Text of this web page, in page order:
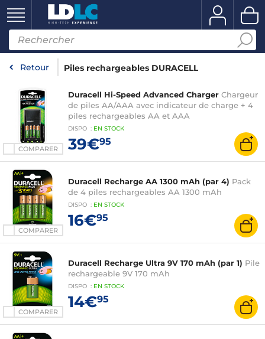
Retour Piles rechargeables DURACELL
COMPARER
Duracell Hi-Speed Advanced Charger Chargeur
de piles AA/AAA avec indicateur de charge + 4
piles rechargeables AA et AAA
DISPO : EN STOCK
39€95
COMPARER
Duracell Recharge AA 1300 mAh (par 4) Pack
de 4 piles rechargeables AA 1300 mAh
DISPO : EN STOCK
16€95
COMPARER
Duracell Recharge Ultra 9V 170 mAh (par 1) Pile
rechargeable 9V 170 mAh
DISPO : EN STOCK
14€95